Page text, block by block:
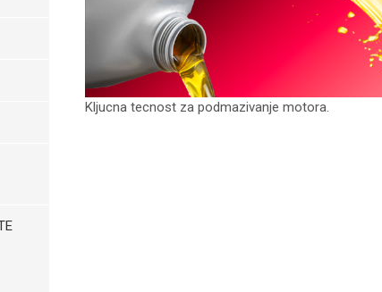
Kljucna tecnost za podmazivanje motora.